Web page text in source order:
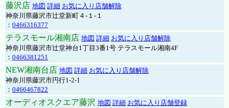
藤沢店 地図 詳細 お気に入り店舗解除
神奈川県藤沢市辻堂新町４-１-１
： 0466316377
テラスモール湘南店 地図 詳細 お気に入り店舗解除
神奈川県藤沢市辻堂神台1丁目3番1号 テラスモール湘南4F
： 0466381251
NEW湘南台店 地図 詳細 お気に入り店舗解除
神奈川県藤沢市円行1-2-1
： 0466467822
オーディオスクエア藤沢 地図 詳細 お気に入り店舗登録